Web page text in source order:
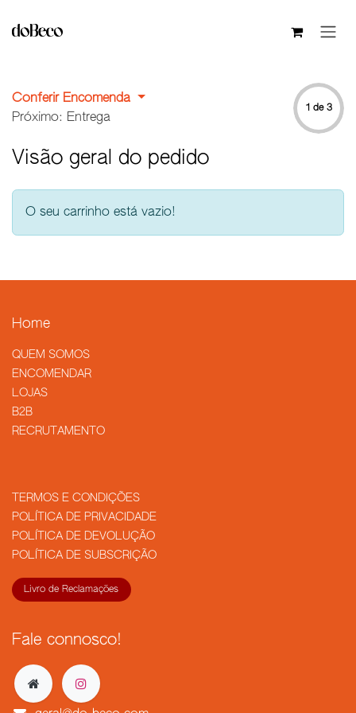
Conferir Encomenda
Próximo: Entrega
1 de 3
Visão geral do pedido
O seu carrinho está vazio!
Home
QUEM SOMOS
​ENCOMENDAR
LOJAS
B2B
RECRUTAMENTO
TERMOS E CONDIÇÕES
POLÍTICA DE PRIVACIDADE
POLÍTICA DE DEVOLUÇÃO
POLÍTICA DE SUBSCRIÇÃO
Livro de Reclamações
Fale connosco!